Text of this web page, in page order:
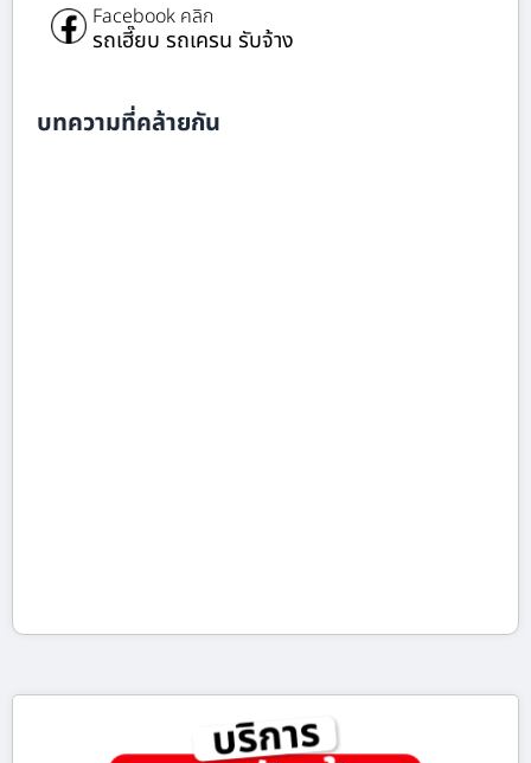
Facebook คลิก
รถเฮี๊ยบ รถเครน รับจ้าง
บทความที่คล้ายกัน